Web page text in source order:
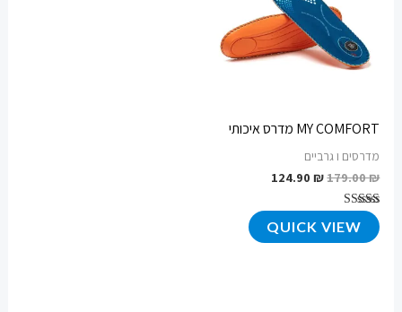
MY COMFORT מדרס איכותי
מדרסים ו גרביים
179.00₪
124.90₪
דורג
4.75
מתוך 5
QUICK VIEW